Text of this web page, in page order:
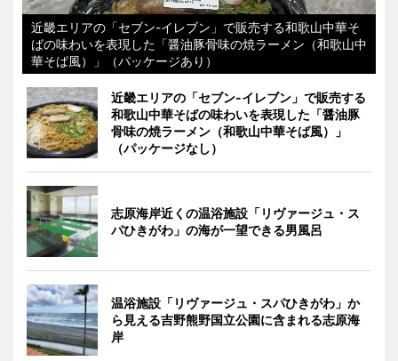
近畿エリアの「セブン-イレブン」で販売する和歌山中華そ
ばの味わいを表現した「醤油豚骨味の焼ラーメン（和歌山中
華そば風）」（パッケージあり）
近畿エリアの「セブン-イレブン」で販売する
和歌山中華そばの味わいを表現した「醤油豚
骨味の焼ラーメン（和歌山中華そば風）」
（パッケージなし）
志原海岸近くの温浴施設「リヴァージュ・ス
パひきがわ」の海が一望できる男風呂
温浴施設「リヴァージュ・スパひきがわ」か
ら見える吉野熊野国立公園に含まれる志原海
岸